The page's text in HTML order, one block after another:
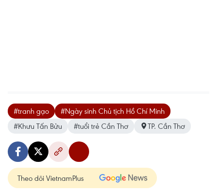
#tranh gạo
#Ngày sinh Chủ tịch Hồ Chí Minh
#Khưu Tấn Bửu
#tuổi trẻ Cần Thơ TP. Cần Thơ
Theo dõi VietnamPlus